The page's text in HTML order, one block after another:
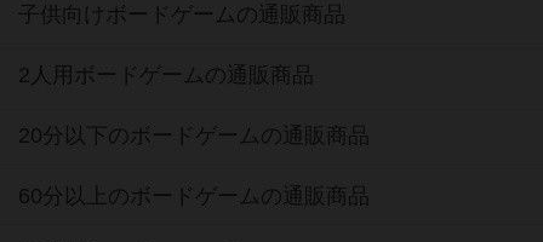
子供向けボードゲームの通販商品
2人用ボードゲームの通販商品
20分以下のボードゲームの通販商品
60分以上のボードゲームの通販商品